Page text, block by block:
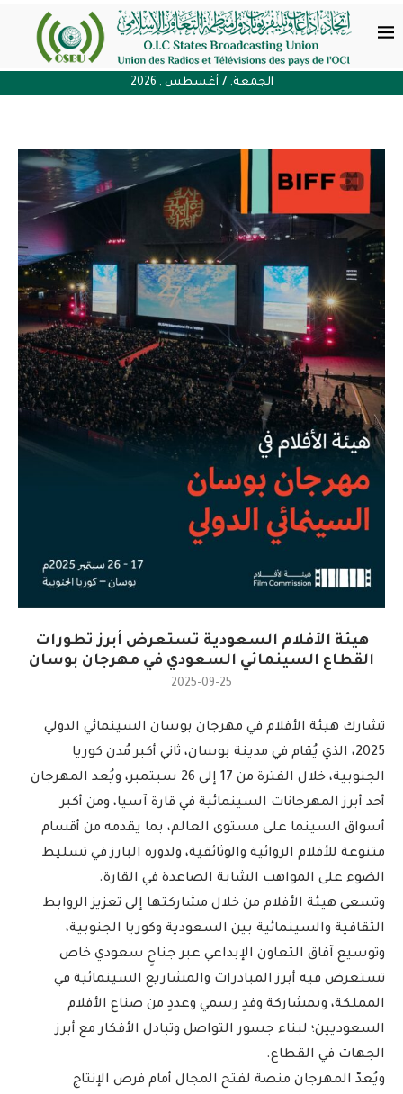
الجمعة, 7 أغسطس , 2026
هيئة الأفلام السعودية تستعرض أبرز تطورات
القطاع السينمائي السعودي في مهرجان بوسان
2025-09-25
تشارك هيئة الأفلام في مهرجان بوسان السينمائي الدولي
2025، الذي يُقام في مدينة بوسان، ثاني أكبر مُدن كوريا
الجنوبية، خلال الفترة من 17 إلى 26 سبتمبر، ويُعد المهرجان
أحد أبرز المهرجانات السينمائية في قارة آسيا، ومن أكبر
أسواق السينما على مستوى العالم، بما يقدمه من أقسام
متنوعة للأفلام الروائية والوثائقية، ولدوره البارز في تسليط
الضوء على المواهب الشابة الصاعدة في القارة.
وتسعى هيئة الأفلام من خلال مشاركتها إلى تعزيز الروابط
الثقافية والسينمائية بين السعودية وكوريا الجنوبية،
وتوسيع آفاق التعاون الإبداعي عبر جناحٍ سعودي خاص
تستعرض فيه أبرز المبادرات والمشاريع السينمائية في
المملكة، وبمشاركة وفدٍ رسمي وعددٍ من صناع الأفلام
السعوديين؛ لبناء جسور التواصل وتبادل الأفكار مع أبرز
الجهات في القطاع.
ويُعدّ المهرجان منصة لفتح المجال أمام فرص الإنتاج